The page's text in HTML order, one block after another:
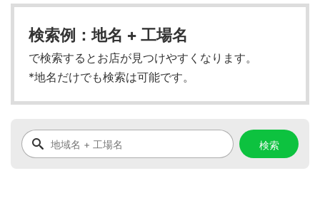
検索例：地名 + 工場名
で検索するとお店が見つけやすくなります。
*地名だけでも検索は可能です。